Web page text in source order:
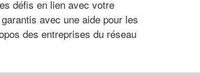
défis en lien avec votre
avec une aide pour les
des entreprises du réseau